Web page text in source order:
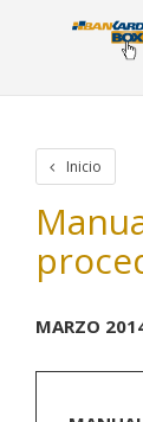
Inicio
MARZO